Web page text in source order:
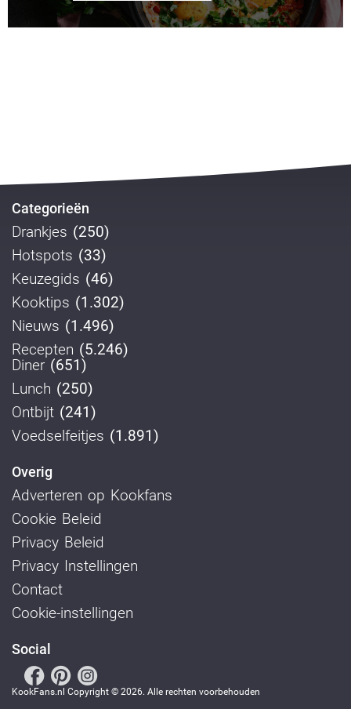
Categorieën
Drankjes (250)
Hotspots (33)
Keuzegids (46)
Kooktips (1.302)
Nieuws (1.496)
Recepten (5.246)
Diner (651)
Lunch (250)
Ontbijt (241)
Voedselfeitjes (1.891)
Overig
Adverteren op Kookfans
Cookie Beleid
Privacy Beleid
Privacy Instellingen
Contact
Cookie-instellingen
Social
KookFans.nl Copyright © 2026. Alle rechten voorbehouden